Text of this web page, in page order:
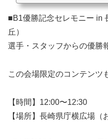
■B1優勝記念セレモニー in
丘）
選手・スタッフからの優勝
この会場限定のコンテンツ
【時間】12:00〜12:30
【場所】長崎県庁横広場（